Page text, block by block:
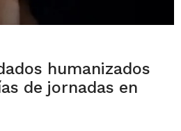
humanizados
de jornadas en